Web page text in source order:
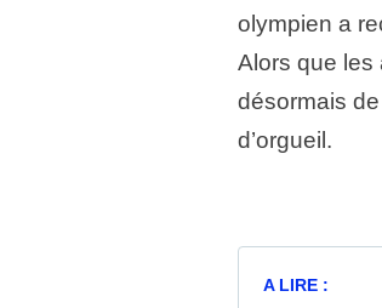
olympien a
Alors que les
désormais
d’orgueil.
A LIRE :